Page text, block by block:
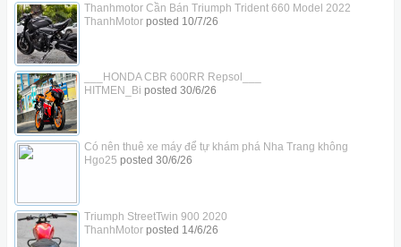
Thanhmotor Cần Bán Triumph Trident 660 Model 2022
ThanhMotorposted 10/7/26
___HONDA CBR 600RR Repsol___
HITMEN_Bi posted 30/6/26
Có nên thuê xe máy để tự khám phá Nha Trang không
Hgo25 posted 30/6/26
Triumph StreetTwin 900 2020
ThanhMotorposted 14/6/26